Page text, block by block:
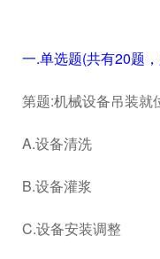
一.单选题(共有20题
第题:机械设备吊装就
A.设备清洗
B.设备灌浆
C.设备安装调整